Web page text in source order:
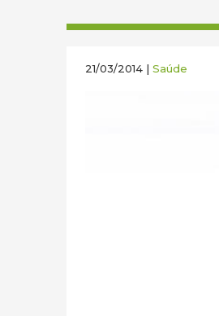
21/03/2014 |Saúde